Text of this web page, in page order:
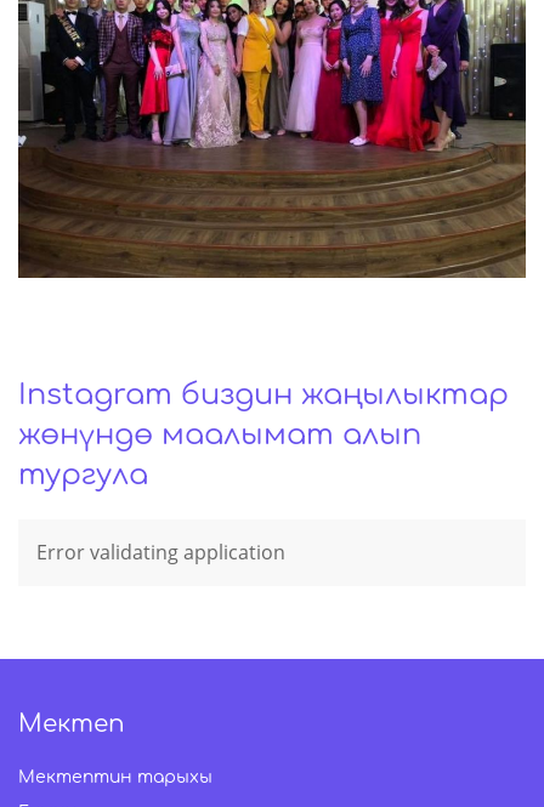
Instagram биздин жаңылыктар
жѳнүндѳ маалымат алып
тургула
Error validating application
Мектеп
Мектептин тарыхы